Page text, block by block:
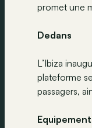
promet une
Dedans
L’Ibiza
plateforme
passagers,
Equipement